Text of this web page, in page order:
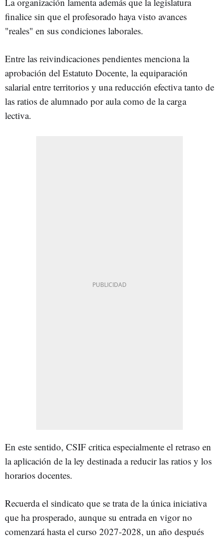
finalice sin que el profesorado haya visto avances
"reales" en sus condiciones laborales.
Entre las reivindicaciones pendientes menciona la
aprobación del Estatuto Docente, la equiparación
salarial entre territorios y una reducción efectiva tanto de
las ratios de alumnado por aula como de la carga
lectiva.
En este sentido, CSIF critica especialmente el retraso en
la aplicación de la ley destinada a reducir las ratios y los
horarios docentes.
Recuerda el sindicato que se trata de la única iniciativa
que ha prosperado, aunque su entrada en vigor no
comenzará hasta el curso 2027-2028, un año después